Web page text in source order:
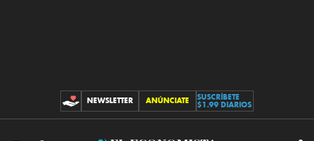
CONTRIBUCIONES
NEWSLETTER ANÚNCIATE
SUSCRÍBETE
$1.99 DIARIOS